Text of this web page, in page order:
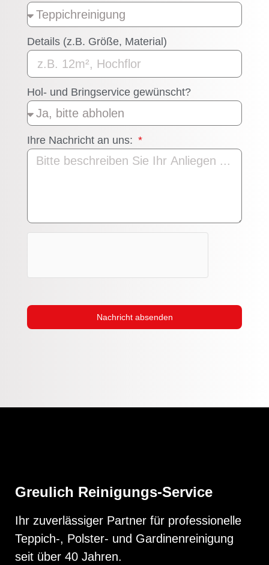
Details (z.B. Größe, Material)
Hol- und Bringservice gewünscht?
Ihre Nachricht an uns:
Nachricht absenden
Greulich Reinigungs-Service
Ihr zuverlässiger Partner für professionelle
Teppich-, Polster- und Gardinenreinigung
seit über 40 Jahren.